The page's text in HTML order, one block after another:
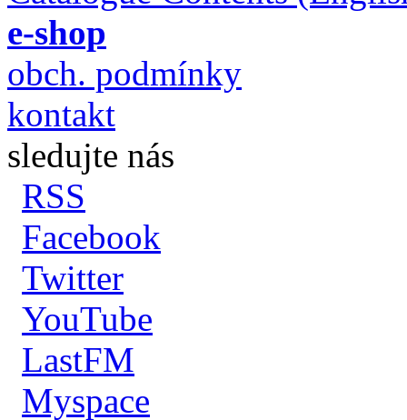
e-shop
obch. podmínky
kontakt
sledujte nás
RSS
Facebook
Twitter
YouTube
LastFM
Myspace